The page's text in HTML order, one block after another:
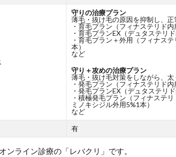
守りの治療プラン
薄毛・抜け毛の原因を抑制し、正
・育毛プラン（フィナステリド内
・育毛プランEX（デュタステリド
・育毛プラン＋外用（フィナス
本）
など
守り＋攻めの治療プラン
薄毛・抜け毛対策をしながら、太
・発毛プラン（フィナステリド
・発毛プランEX（デュタステリ
・積極発毛プラン（フィナステ
ミノキシジル外用5%1本）
など
有
ンライン診療の「レバクリ」です。